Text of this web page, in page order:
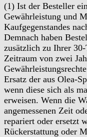
(1) Ist der Besteller
Gewährleistung und
Kaufgegenstandes
Demnach haben
zusätzlich zu Ihrer
Zeitraum von zwei
Ersatz der aus Olea-
wenn diese sich als
erweisen. Wenn die
angemessenen Zeit
repariert oder ersetzt
Rückerstattung oder